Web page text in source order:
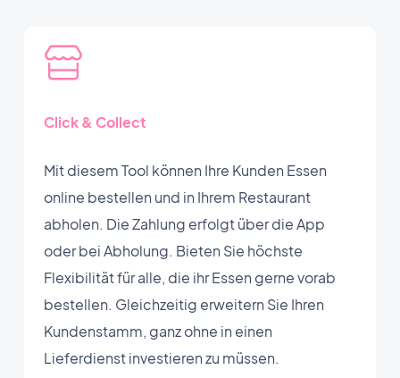
Click & Collect
Mit diesem Tool können Ihre Kunden Essen
online bestellen und in Ihrem Restaurant
abholen. Die Zahlung erfolgt über die App
oder bei Abholung. Bieten Sie höchste
Flexibilität für alle, die ihr Essen gerne vorab
bestellen. Gleichzeitig erweitern Sie Ihren
Kundenstamm, ganz ohne in einen
Lieferdienst investieren zu müssen.